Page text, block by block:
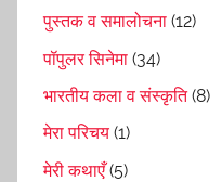
पुस्तक व समालोचना (12)
पॉपुलर सिनेमा (34)
भारतीय कला व संस्कृति(8)
मेरा परिचय (1)
मेरी कथाएँ(5)